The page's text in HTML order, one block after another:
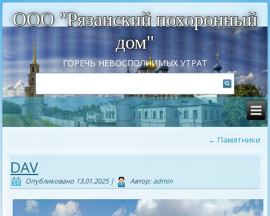
ООО "Рязанский похоронный
дом"
ГОРЕЧЬ НЕВОСПОЛНИМЫХ УТРАТ
← Памятники
DAV
Опубликовано 13.01.2025| Автор: admin